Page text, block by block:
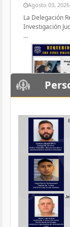
Agosto 03, 2026
La Delegación
Investigación
...